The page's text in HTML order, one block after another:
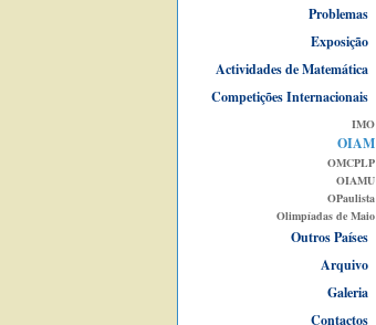
Problemas
Exposição
Actividades de Matemática
Competições Internacionais
IMO
OIAM
OMCPLP
OIAMU
OPaulista
Olimpíadas de Maio
Outros Países
Arquivo
Galeria
Contactos